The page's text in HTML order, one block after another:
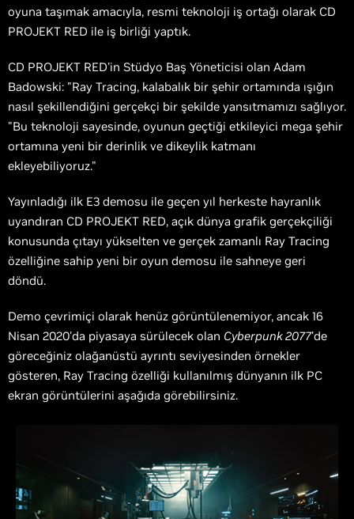
oyuna taşımak amacıyla, resmi teknoloji iş ortağı olarak CD
PROJEKT RED ile iş birliği yaptık.
CD PROJEKT RED'in Stüdyo Baş Yöneticisi olan Adam
Badowski: "Ray Tracing, kalabalık bir şehir ortamında ışığın
nasıl şekillendiğini gerçekçi bir şekilde yansıtmamızı sağlıyor.
"Bu teknoloji sayesinde, oyunun geçtiği etkileyici mega şehir
ortamına yeni bir derinlik ve dikeylik katmanı
ekleyebiliyoruz."
Yayınladığı ilk E3 demosu ile geçen yıl herkeste hayranlık
uyandıran CD PROJEKT RED, açık dünya grafik gerçekçiliği
konusunda çıtayı yükselten ve gerçek zamanlı Ray Tracing
özelliğine sahip yeni bir oyun demosu ile sahneye geri
döndü.
Demo çevrimiçi olarak henüz görüntülenemiyor, ancak 16
Nisan 2020'da piyasaya sürülecek olan Cyberpunk 2077'de
göreceğiniz olağanüstü ayrıntı seviyesinden örnekler
gösteren, Ray Tracing özelliği kullanılmış dünyanın ilk PC
ekran görüntülerini aşağıda görebilirsiniz.